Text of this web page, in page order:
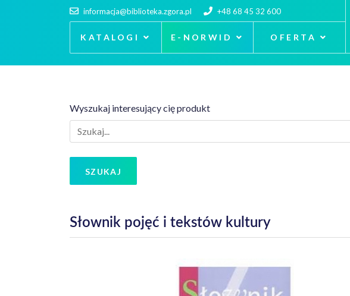
informacja@biblioteka.zgora.pl +48 68 45 32 600
KATALOGI E-NORWID OFERTA
Wyszukaj interesujący cię produkt
SZUKAJ
Słownik pojęć i tekstów kultury